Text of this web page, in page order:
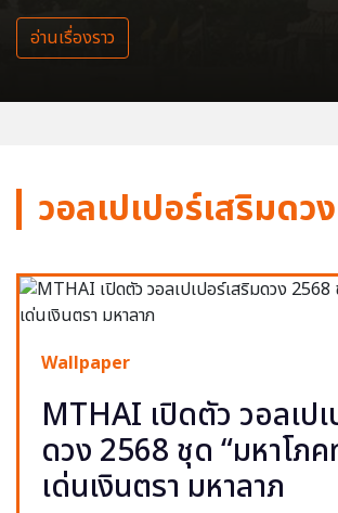
อ่านเรื่องราว
วอลเปเปอร์เสริมดวง
Wallpaper
MTHAI เปิดตัว วอลเปเ
ดวง 2568 ชุด “มหาโภ
เด่นเงินตรา มหาลาภ